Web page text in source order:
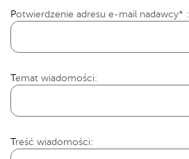
Potwierdzenie adresu e-mail nadawcy* :
Temat wiadomości:
Treść wiadomości: